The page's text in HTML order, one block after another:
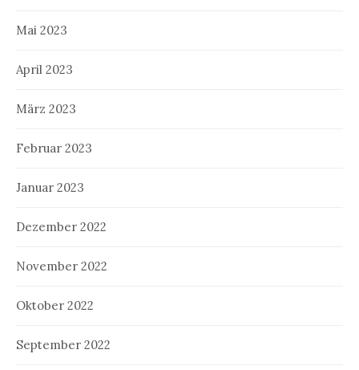
Mai 2023
April 2023
März 2023
Februar 2023
Januar 2023
Dezember 2022
November 2022
Oktober 2022
September 2022